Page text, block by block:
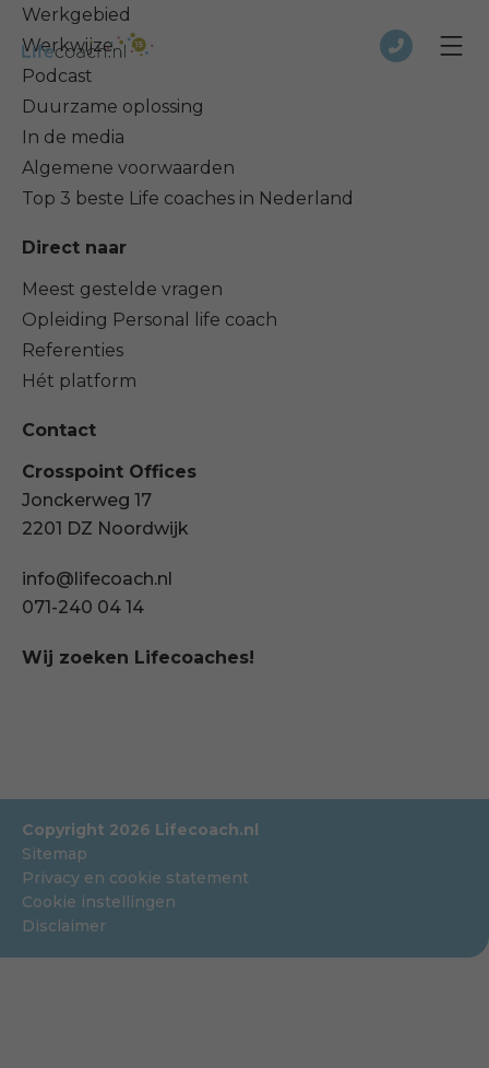
Werkgebied
Werkwijze
Podcast
Duurzame oplossing
In de media
Algemene voorwaarden
Top 3 beste Life coaches in Nederland
Direct naar
Meest gestelde vragen
Opleiding Personal life coach
Referenties
Hét platform
Contact
Crosspoint Offices
Jonckerweg 17
2201 DZ Noordwijk
info@lifecoach.nl
071-240 04 14
Wij zoeken Lifecoaches!
Copyright 2026 Lifecoach.nl
Sitemap
Privacy en cookie statement
Cookie instellingen
Disclaimer